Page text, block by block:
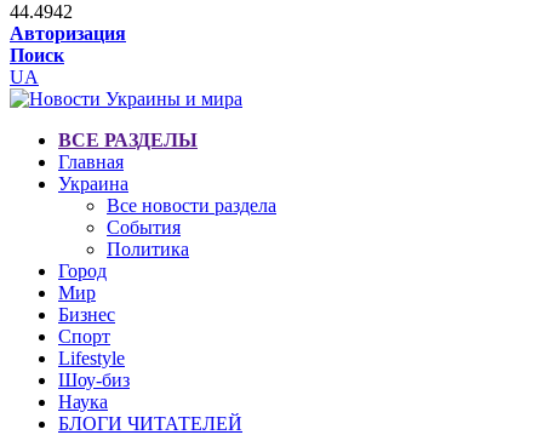
44.4942
Авторизация
Поиск
UA
ВСЕ РАЗДЕЛЫ
Главная
Украина
Все новости раздела
События
Политика
Город
Мир
Бизнес
Спорт
Lifestyle
Шоу-биз
Наука
БЛОГИ ЧИТАТЕЛЕЙ